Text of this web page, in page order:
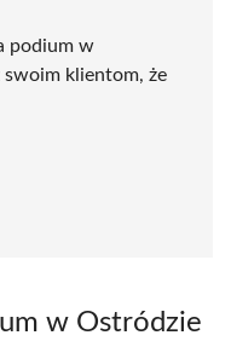
podium w
klientom, że
w Ostródzie